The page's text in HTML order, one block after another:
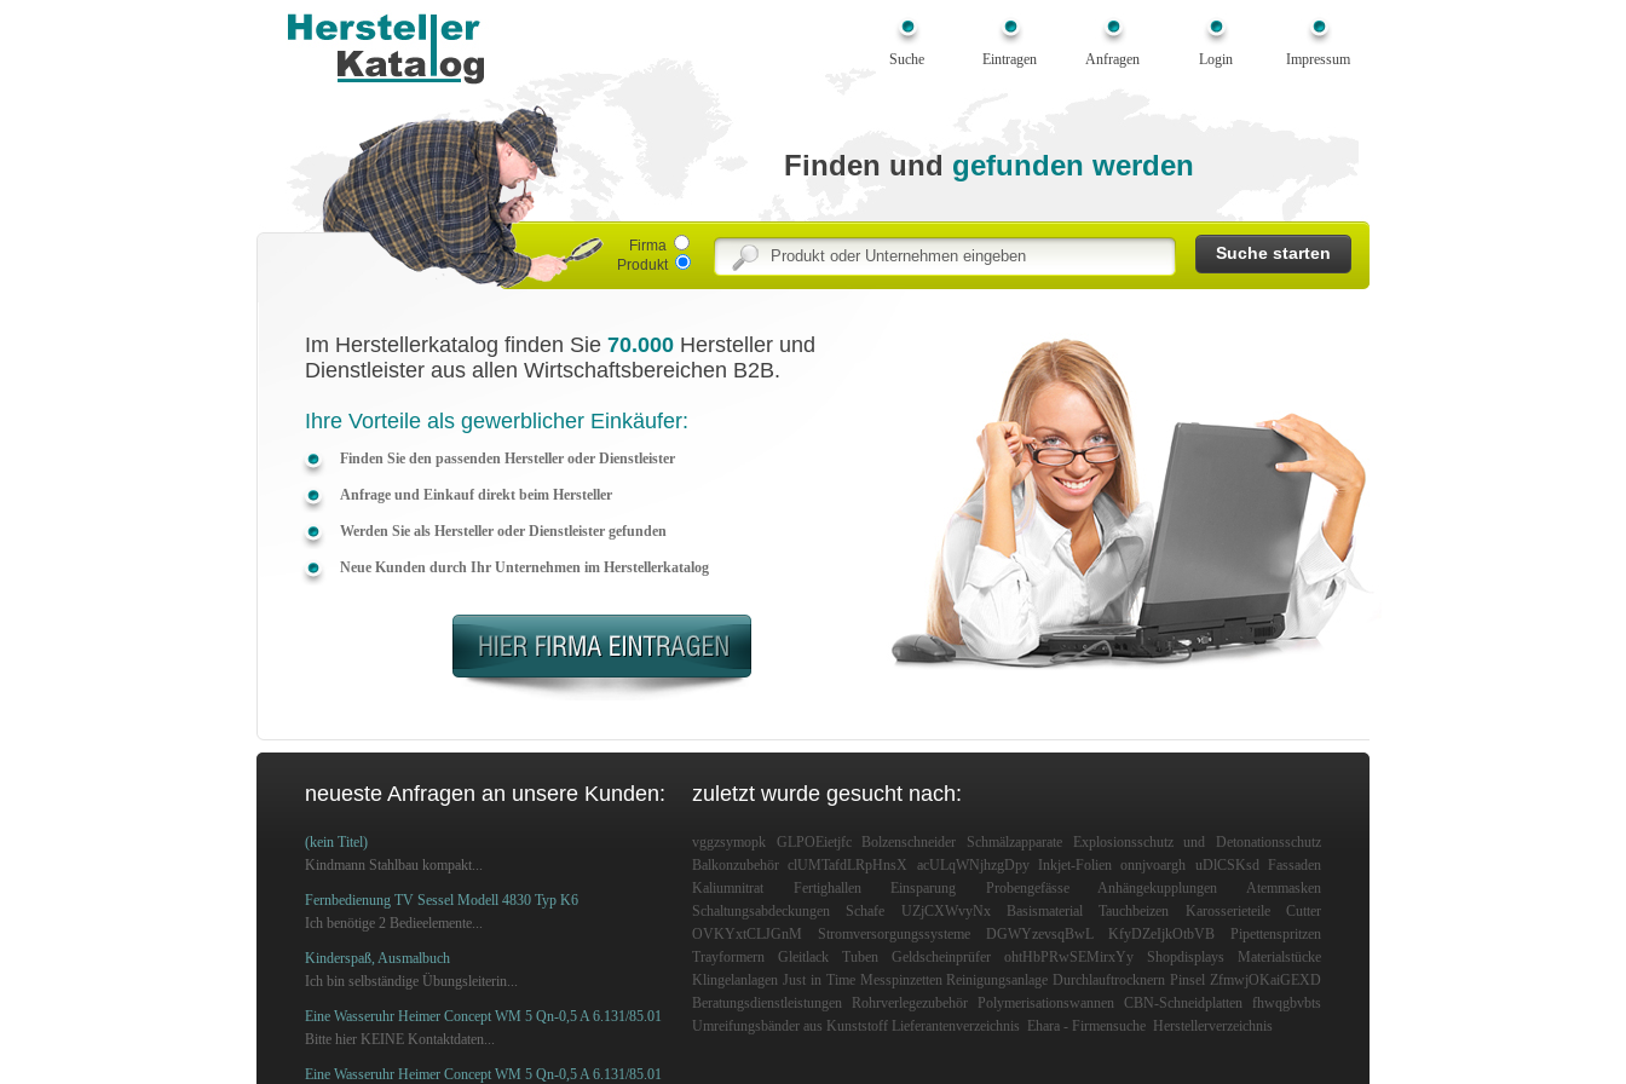
Suche Eintragen Anfragen Login Impressum
Finden und gefunden werden
Firma
Produkt
Im Herstellerkatalog finden Sie 70.000 Hersteller und
Dienstleister aus allen Wirtschaftsbereichen B2B.
Ihre Vorteile als gewerblicher Einkäufer:
Finden Sie den passenden Hersteller oder Dienstleister
Anfrage und Einkauf direkt beim Hersteller
Werden Sie als Hersteller oder Dienstleister gefunden
Neue Kunden durch Ihr Unternehmen im Herstellerkatalog
neueste Anfragen an unsere Kunden:
(kein Titel)
Kindmann Stahlbau kompakt...
Fernbedienung TV Sessel Modell 4830 Typ K6
Ich benötige 2 Bedieelemente...
Kinderspaß, Ausmalbuch
Ich bin selbständige Übungsleiterin...
Eine Wasseruhr Heimer Concept WM 5 Qn-0,5 A 6.131/85.01
Bitte hier KEINE Kontaktdaten...
Eine Wasseruhr Heimer Concept WM 5 Qn-0,5 A 6.131/85.01
zuletzt wurde gesucht nach:
vggzsymopk GLPOEietjfc Bolzenschneider Schmälzapparate
Explosionsschutz und Detonationsschutz
Balkonzubehör clUMTafdLRpHnsX acULqWNjhzgDpy Inkjet-Folien onnjvoargh uDlCSKsd
Fassaden
Kaliumnitrat
Fertighallen Einsparung Probengefässe Anhängekupplungen
Atemmasken
Schaltungsabdeckungen
Schafe UZjCXWvyNx Basismaterial Tauchbeizen Karosserieteile
Cutter
OVKYxtCLJGnM
Stromversorgungssysteme DGWYzevsqBwL KfyDZeIjkOtbVB
Pipettenspritzen
Trayformern
Gleitlack Tuben Geldscheinprüfer ohtHbPRwSEMirxYy Shopdisplays
Materialstücke
Klingelanlagen Just in Time Messpinzetten Reinigungsanlage Durchlauftrocknern Pinsel ZfmwjOKaiGEXD
Beratungsdienstleistungen
Rohrverlegezubehör Polymerisationswannen CBN-Schneidplatten
fhwqgbvbts
Umreifungsbänder aus Kunststoff Lieferantenverzeichnis Ehara - Firmensuche Herstellerverzeichnis